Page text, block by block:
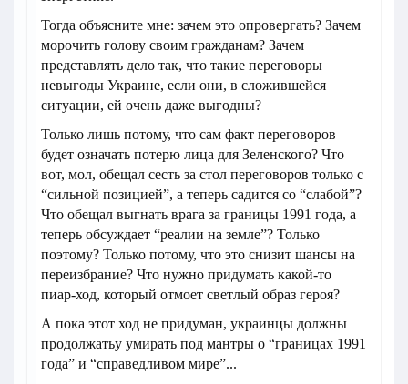
Тогда объясните мне: зачем это опровергать? Зачем
морочить голову своим гражданам? Зачем
представлять дело так, что такие переговоры
невыгоды Украине, если они, в сложившейся
ситуации, ей очень даже выгодны?
Только лишь потому, что сам факт переговоров
будет означать потерю лица для Зеленского? Что
вот, мол, обещал сесть за стол переговоров только с
“сильной позицией”, а теперь садится со “слабой”?
Что обещал выгнать врага за границы 1991 года, а
теперь обсуждает “реалии на земле”? Только
поэтому? Только потому, что это снизит шансы на
переизбрание? Что нужно придумать какой-то
пиар-ход, который отмоет светлый образ героя?
А пока этот ход не придуман, украинцы должны
продолжатьу умирать под мантры о “границах 1991
года” и “справедливом мире”...